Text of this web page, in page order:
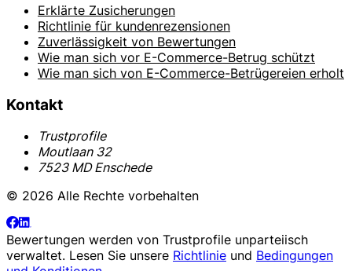
Erklärte Zusicherungen
Richtlinie für kundenrezensionen
Zuverlässigkeit von Bewertungen
Wie man sich vor E-Commerce-Betrug schützt
Wie man sich von E-Commerce-Betrügereien erholt
Kontakt
Trustprofile
Moutlaan 32
7523 MD Enschede
© 2026 Alle Rechte vorbehalten
Bewertungen werden von Trustprofile unparteiisch
verwaltet. Lesen Sie unsere Richtlinie und Bedingungen